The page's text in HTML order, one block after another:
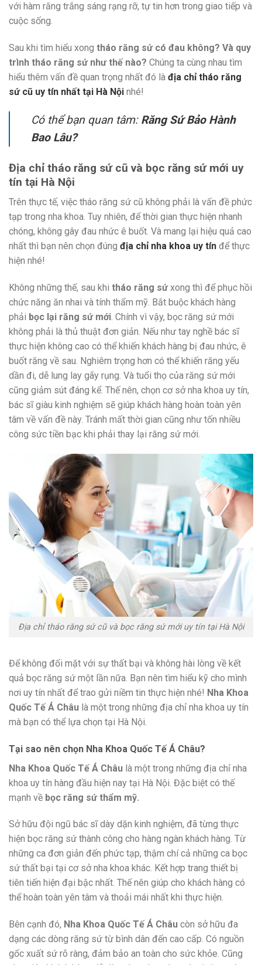
với hàm răng trắng sáng rạng rỡ, tự tin hơn trong giao tiếp và
cuộc sống.
Sau khi tìm hiểu xong tháo răng sứ có đau không? Và quy
trình tháo răng sứ như thế nào? Chúng ta cùng nhau tìm
hiểu thêm vấn đề quan trọng nhất đó là địa chỉ tháo răng
sứ cũ uy tín nhất tại Hà Nội nhé!
Có thể bạn quan tâm: Răng Sứ Bảo Hành
Bao Lâu?
Địa chỉ tháo răng sứ cũ và bọc răng sứ mới uy
tín tại Hà Nội
Trên thực tế, việc tháo răng sứ cũ không phải là vấn đề phức
tạp trong nha khoa. Tuy nhiên, để thời gian thực hiện nhanh
chóng, không gây đau nhức ê buốt. Và mang lại hiệu quả cao
nhất thì bạn nên chọn đúng địa chỉ nha khoa uy tín để thực
hiện nhé!
Không những thế, sau khi tháo răng sứxong thì để phục hồi
chức năng ăn nhai và tính thẩm mỹ. Bắt buộc khách hàng
phải bọc lại răng sứ mới. Chính vì vậy, bọc răng sứ mới
không phải là thủ thuật đơn giản. Nếu như tay nghề bác sĩ
thực hiện không cao có thể khiến khách hàng bị đau nhức, ê
buốt răng về sau. Nghiêm trọng hơn có thể khiến răng yếu
dần đi, dễ lung lay gãy rụng. Và tuổi thọ của răng sứ mới
cũng giảm sút đáng kể. Thế nên, chọn cơ sở nha khoa uy tín,
bác sĩ giàu kinh nghiệm sẽ giúp khách hàng hoàn toàn yên
tâm về vấn đề này. Tránh mất thời gian cũng như tốn nhiều
công sức tiền bạc khi phải thay lại răng sứ mới.
Địa chỉ tháo răng sứ cũ và bọc răng sứ mới uy tín tại Hà Nội
Để không đối mặt với sự thất bại và không hài lòng về kết
quả bọc răng sứ một lần nữa. Bạn nên tìm hiểu kỹ cho mình
nơi uy tín nhất để trao gửi niềm tin thực hiện nhé! Nha Khoa
Quốc Tế Á Châu là một trong những địa chỉ nha khoa uy tín
mà bạn có thể lựa chọn tại Hà Nội.
Tại sao nên chọn Nha Khoa Quốc Tế Á Châu?
Nha Khoa Quốc Tế Á Châu là một trong những địa chỉ nha
khoa uy tín hàng đầu hiện nay tại Hà Nội. Đặc biệt có thế
mạnh về bọc răng sứ thẩm mỹ.
Sở hữu đội ngũ bác sĩ dày dặn kinh nghiệm, đã từng thực
hiện bọc răng sứ thành công cho hàng ngàn khách hàng. Từ
những ca đơn giản đến phức tạp, thậm chí cả những ca bọc
sứ thất bại tại cơ sở nha khoa khác. Kết hợp trang thiết bị
tiên tiến hiện đại bậc nhất. Thế nên giúp cho khách hàng có
thể hoàn toàn yên tâm và thoải mái nhất khi thực hiện.
Bên cạnh đó, Nha Khoa Quốc Tế Á Châu còn sở hữu đa
dạng các dòng răng sứ từ bình dân đến cao cấp. Có nguồn
gốc xuất sứ rõ ràng, đảm bảo an toàn cho sức khỏe. Cũng